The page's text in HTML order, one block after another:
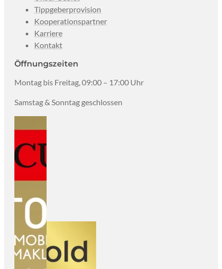
Tippgeberprovision
Kooperationspartner
Karriere
Kontakt
Öffnungszeiten
Montag bis Freitag, 09:00 – 17:00 Uhr
Samstag & Sonntag geschlossen